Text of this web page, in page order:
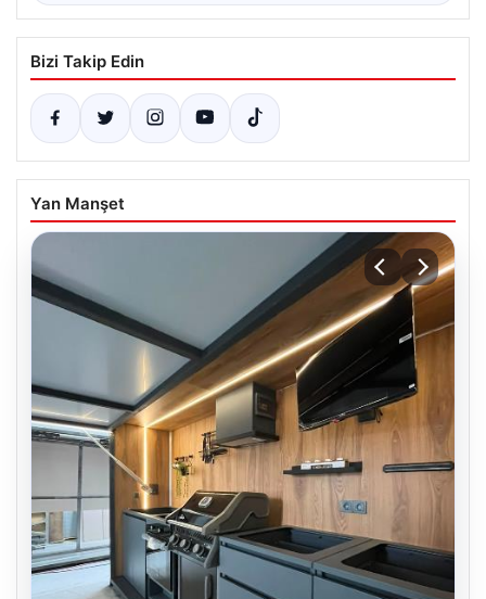
Bizi Takip Edin
Yan Manşet